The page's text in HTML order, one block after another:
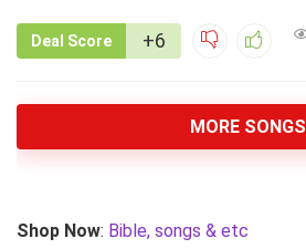
Deal Score +6
MORE SONGS
Shop Now: Bible, songs & etc